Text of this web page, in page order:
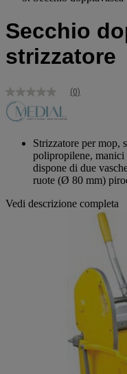
Secchio
strizzatore
Nessuna
valutazione
Stesso
pagina.
(0)
Strizzatore per mop,
polipropilene, manici
dispone di due
ruote (Ø 80 mm)
Vedi descrizione completa